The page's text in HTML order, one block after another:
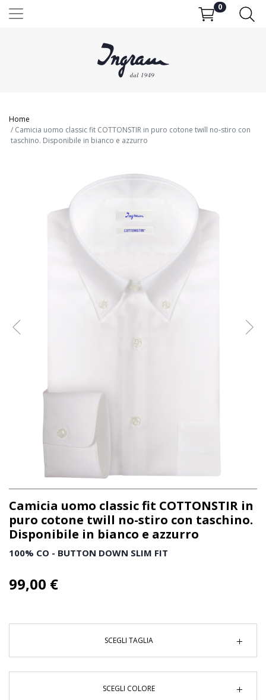
0
Home
Camicia uomo classic fit COTTONSTIR in puro cotone twill no-stiro con
taschino. Disponibile in bianco e azzurro
Camicia uomo classic fit COTTONSTIR in
puro cotone twill no-stiro con taschino.
Disponibile in bianco e azzurro
100% CO - BUTTON DOWN SLIM FIT
99,00 €
SCEGLI TAGLIA
SCEGLI COLORE